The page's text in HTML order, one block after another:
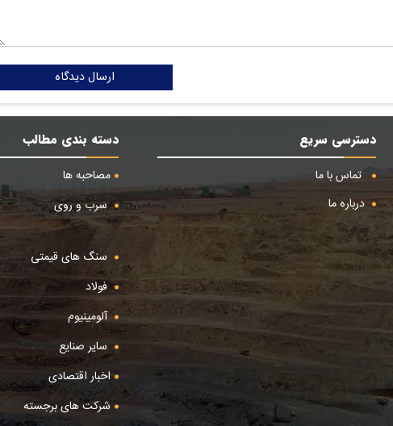
ارسال دیدگاه
دسترسی سریع
تماس با ما
درباره ما
دسته بندی مطالب
مصاحبه ها
سرب و روی
سنگ های قیمتی
فولاد
آلومینیوم
سایر صنایع
اخبار اقتصادی
شرکت های برجسته